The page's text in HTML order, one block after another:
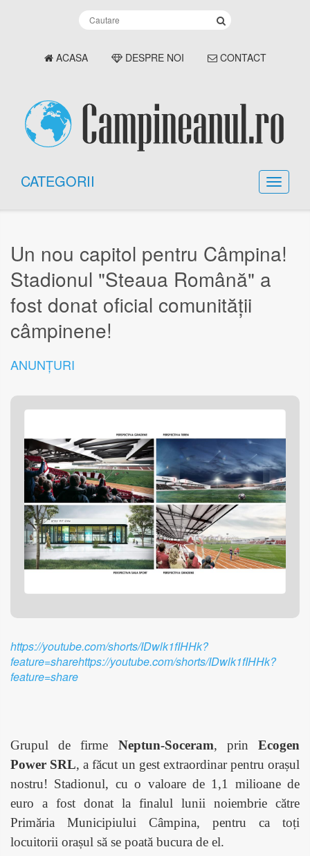
ACASA DESPRE NOI CONTACT
CATEGORII
Un nou capitol pentru Câmpina!
Stadionul "Steaua Română" a
fost donat oficial comunității
câmpinene!
ANUNȚURI
https://youtube.com/shorts/IDwlk1fIHHk?
feature=sharehttps://youtube.com/shorts/IDwlk1fIHHk?
feature=share
Grupul de firme Neptun-Soceram, prinEcogen
Power SRL, a făcut un gest extraordinar pentru orașul
nostru! Stadionul, cu o valoare de 1,1 milioane de
euro a fost donat la finalul lunii noiembrie către
Primăria Municipiului Câmpina, pentru ca toți
locuitorii orașul să se poată bucura de el.